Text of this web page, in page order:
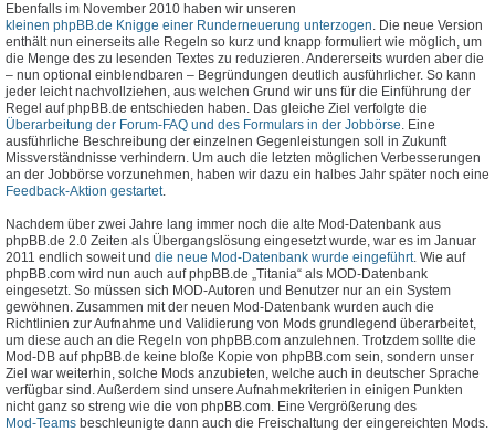
Ebenfalls im November 2010 haben wir unseren
kleinen phpBB.de Knigge einer Runderneuerung unterzogen. Die neue Version
enthält nun einerseits alle Regeln so kurz und knapp formuliert wie möglich, um
die Menge des zu lesenden Textes zu reduzieren. Andererseits wurden aber die
– nun optional einblendbaren – Begründungen deutlich ausführlicher. So kann
jeder leicht nachvollziehen, aus welchen Grund wir uns für die Einführung der
Regel auf phpBB.de entschieden haben. Das gleiche Ziel verfolgte die
Überarbeitung der Forum-FAQ und des Formulars in der Jobbörse. Eine
ausführliche Beschreibung der einzelnen Gegenleistungen soll in Zukunft
Missverständnisse verhindern. Um auch die letzten möglichen Verbesserungen
an der Jobbörse vorzunehmen, haben wir dazu ein halbes Jahr später noch eine
Feedback-Aktion gestartet.
Nachdem über zwei Jahre lang immer noch die alte Mod-Datenbank aus
phpBB.de 2.0 Zeiten als Übergangslösung eingesetzt wurde, war es im Januar
2011 endlich soweit und die neue Mod-Datenbank wurde eingeführt. Wie auf
phpBB.com wird nun auch auf phpBB.de „Titania“ als MOD-Datenbank
eingesetzt. So müssen sich MOD-Autoren und Benutzer nur an ein System
gewöhnen. Zusammen mit der neuen Mod-Datenbank wurden auch die
Richtlinien zur Aufnahme und Validierung von Mods grundlegend überarbeitet,
um diese auch an die Regeln von phpBB.com anzulehnen. Trotzdem sollte die
Mod-DB auf phpBB.de keine bloße Kopie von phpBB.com sein, sondern unser
Ziel war weiterhin, solche Mods anzubieten, welche auch in deutscher Sprache
verfügbar sind. Außerdem sind unsere Aufnahmekriterien in einigen Punkten
nicht ganz so streng wie die von phpBB.com. Eine Vergrößerung des
Mod-Teams beschleunigte dann auch die Freischaltung der eingereichten Mods.